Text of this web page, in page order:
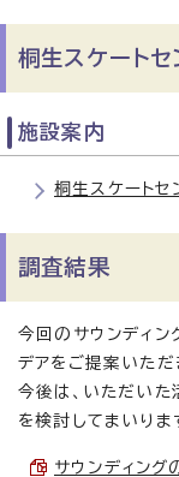
桐生スケート
施設案内
桐生スケート
調査結果
今回のサウンディン
デアをご提案いただ
今後は、いただいた
を検討してまいりま
サウンディン